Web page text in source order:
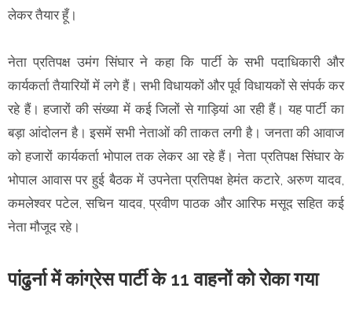
लेकर तैयार हूँ।
नेता प्रतिपक्ष उमंग सिंघार ने कहा कि पार्टी के सभी पदाधिकारी और
कार्यकर्ता तैयारियों में लगे हैं। सभी विधायकों और पूर्व विधायकों से संपर्क कर
रहे हैं। हजारों की संख्या में कई जिलों से गाड़ियां आ रही हैं। यह पार्टी का
बड़ा आंदोलन है। इसमें सभी नेताओं की ताकत लगी है। जनता की आवाज
को हजारों कार्यकर्ता भोपाल तक लेकर आ रहे हैं। नेता प्रतिपक्ष सिंघार के
भोपाल आवास पर हुई बैठक में उपनेता प्रतिपक्ष हेमंत कटारे, अरुण यादव,
कमलेश्वर पटेल, सचिन यादव, प्रवीण पाठक और आरिफ मसूद सहित कई
नेता मौजूद रहे।
पांढुर्ना में कांग्रेस पार्टी के 11 वाहनों को रोका गया